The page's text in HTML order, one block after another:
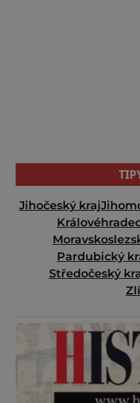
Jihočeský kraj
Pardubický
Středočeský